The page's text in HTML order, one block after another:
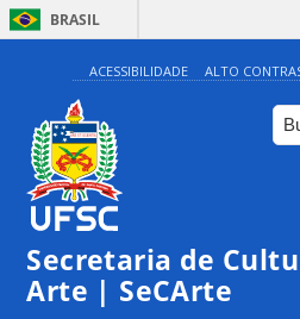
BRASIL
ACESSIBILIDADE ALTO
Secretaria de
Arte | SeCArte
0:00
1:00